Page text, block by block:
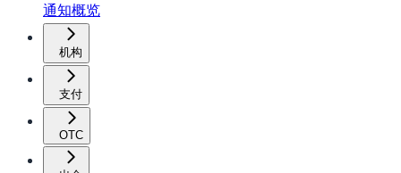
通知概览
机构
支付
OTC